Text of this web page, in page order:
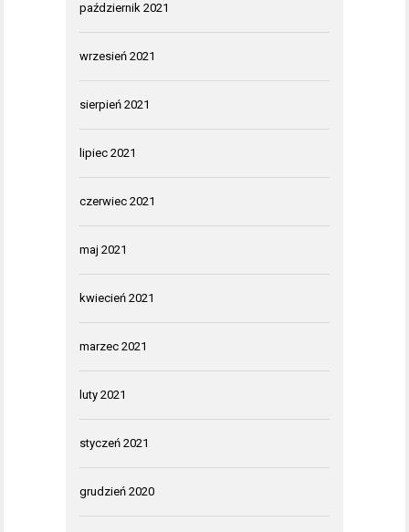
październik 2021
wrzesień 2021
sierpień 2021
lipiec 2021
czerwiec 2021
maj 2021
kwiecień 2021
marzec 2021
luty 2021
styczeń 2021
grudzień 2020